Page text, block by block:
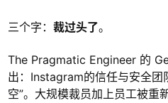
三个字： 裁过头了。
The Pragmatic Engineer 的
出：Instagram的信任与安全团
空”。大规模裁员加上员工被重